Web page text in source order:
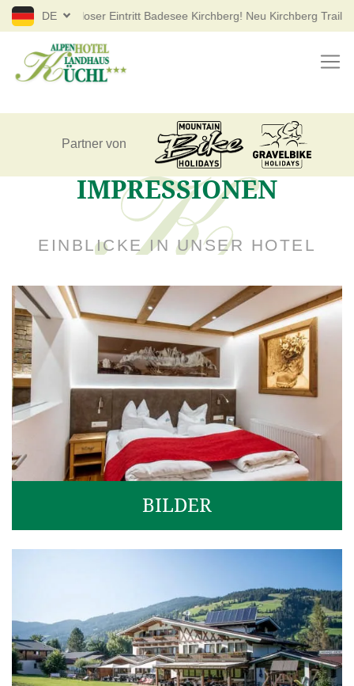
DE
Kostenloser Eintritt Badesee Kirchberg! Neu Kirchberg Trail
Partner von
IMPRESSIONEN
EINBLICKE IN UNSER HOTEL
BILDER